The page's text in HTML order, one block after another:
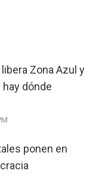
Zona Azul y
dónde
ponen en